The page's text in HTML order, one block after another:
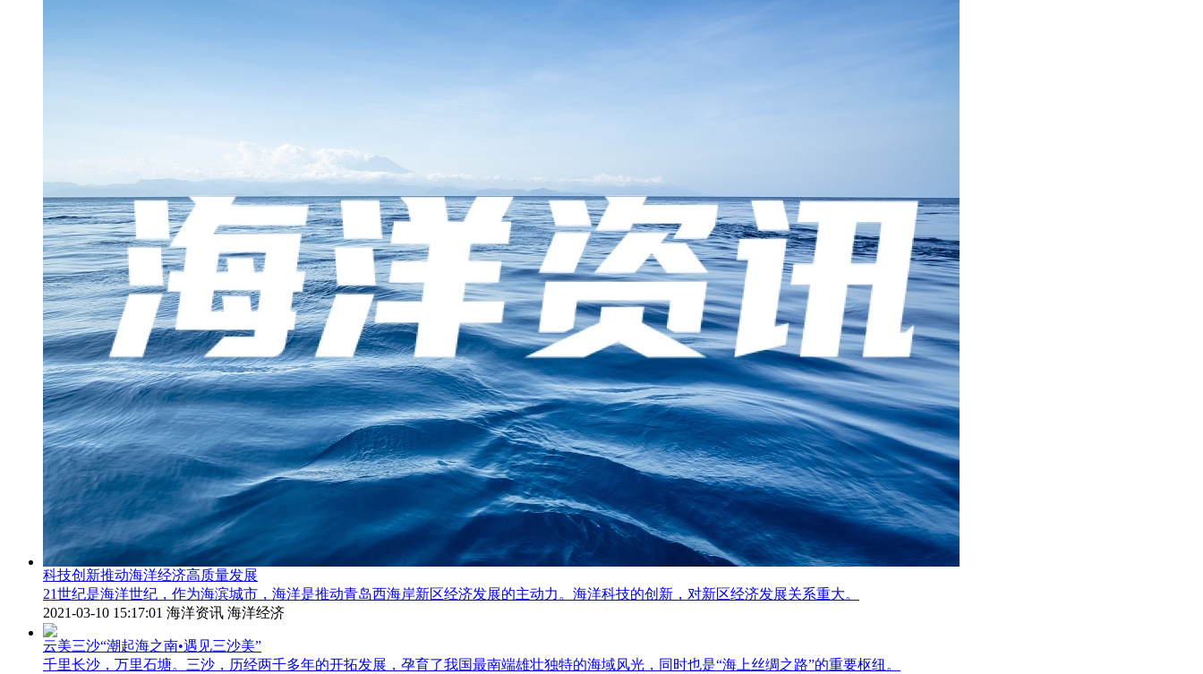
科技创新推动海洋经济高质量发展
21世纪是海洋世纪，作为海滨城市，海洋是推动青岛西海岸新区经济发展的主动力。海洋科技的创新，对新区经济发展关系重大。
2021-03-10 15:17:01 海洋资讯 海洋经济
云美三沙“潮起海之南•遇见三沙美”
千里长沙，万里石塘。三沙，历经两千多年的开拓发展，孕育了我国最南端雄壮独特的海域风光，同时也是“海上丝绸之路”的重要枢纽。